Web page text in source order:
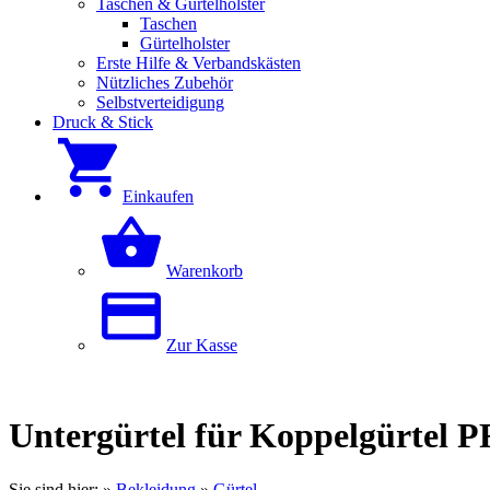
Taschen & Gürtelholster
Taschen
Gürtelholster
Erste Hilfe & Verbandskästen
Nützliches Zubehör
Selbstverteidigung
Druck & Stick
Einkaufen
Warenkorb
Zur Kasse
Untergürtel für Koppelgürtel